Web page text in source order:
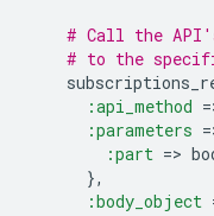
# Call the
# to the
:api_method =
:parameters =
:part =>
},
:body_object